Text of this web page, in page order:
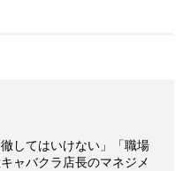
してはいけない」「職場
ャバクラ店長のマネジメ